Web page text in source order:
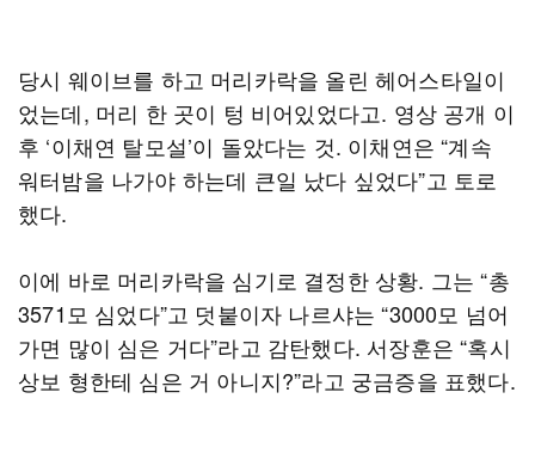
당시 웨이브를 하고 머리카락을 올린 헤어스타일이
었는데, 머리 한 곳이 텅 비어있었다고. 영상 공개 이
후 ‘이채연 탈모설’이 돌았다는 것. 이채연은 “계속
워터밤을 나가야 하는데 큰일 났다 싶었다”고 토로
했다.
이에 바로 머리카락을 심기로 결정한 상황. 그는 “총
3571모 심었다”고 덧붙이자 나르샤는 “3000모 넘어
가면 많이 심은 거다”라고 감탄했다. 서장훈은 “혹시
상보 형한테 심은 거 아니지?”라고 궁금증을 표했다.